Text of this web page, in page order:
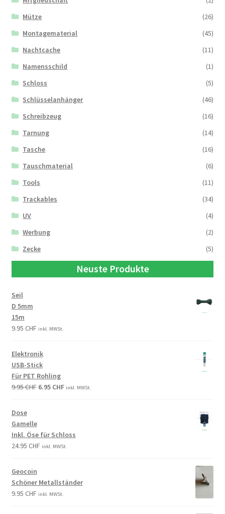
Mütze
(26)
Montagematerial
(45)
Nachtcache
(11)
Namensschild
(1)
Schloss
(5)
Schlüsselanhänger
(46)
Schreibzeug
(16)
Tarnung
(14)
Tasche
(16)
Tauschmaterial
(6)
Tools
(11)
Trackables
(34)
UV
(4)
Werbung
(2)
Zecke
(5)
Neuste Produkte
Seil
D 5mm
15m
9.95 CHF inkl. MWSt.
Elektronik
USB-Stick
Für PET Rohling
9.95CHF 6.95 CHF inkl. MWSt.
Dose
Gamelle
Inkl. Öse für Schloss
24.95 CHF inkl. MWSt.
Geocoin
Schöner Metallständer
9.95 CHF inkl. MWSt.